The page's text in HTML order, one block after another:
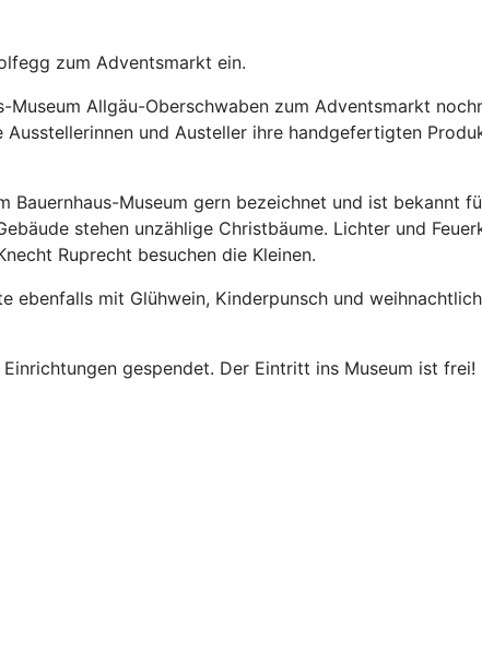
zum Adventsmarkt ein.
Allgäu-Oberschwaben zum Adventsmarkt
und Austeller ihre handgefertigten
Bauernhaus-Museum gern bezeichnet und ist bekannt
stehen unzählige Christbäume. Lichter und
Ruprecht besuchen die Kleinen.
ebenfalls mit Glühwein, Kinderpunsch und
gespendet. Der Eintritt ins Museum ist frei!